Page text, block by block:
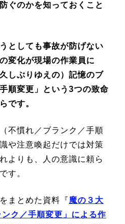
ぐのかを知っておくこと
としても事故が防げない
変化が現場の作業員に
しぶりゆえの）記憶のブ
順変更」という3つの致命
です。
不慣れ／ブランク／手順
や注意喚起だけでは対策
よりも、人の意識に頼ら
す。
まとめた資料『魔の３大
ク／手順変更」による作